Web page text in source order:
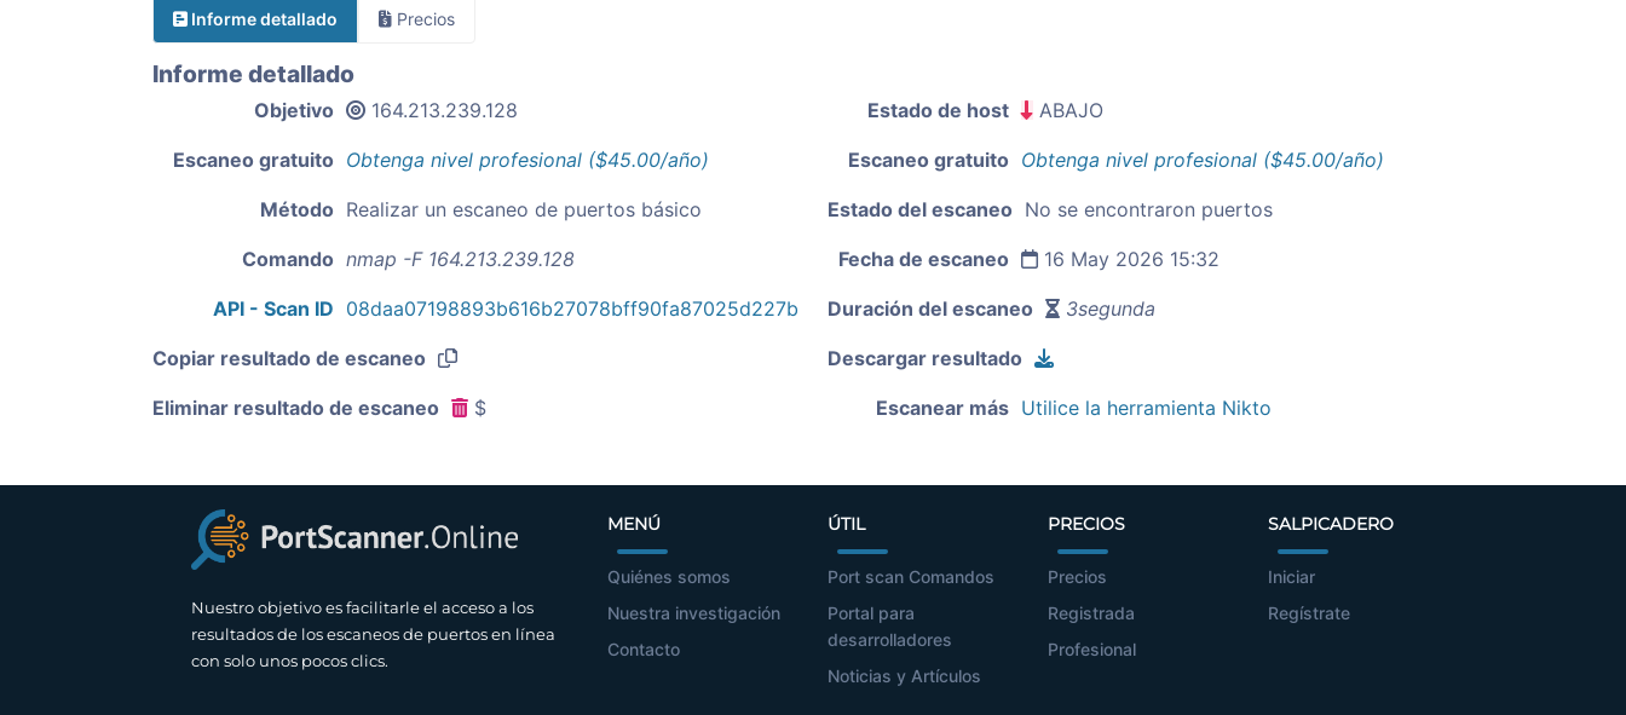
Informe detallado Precios
Informe detallado
Objetivo 164.213.239.128 Estado de host ABAJO
Escaneo gratuito Obtenga nivel profesional ($45.00/año) Escaneo gratuito Obtenga nivel profesional ($45.00/año)
Método Realizar un escaneo de puertos básico Estado del escaneo No se encontraron puertos
Comando nmap -F 164.213.239.128 Fecha de escaneo 16 May 2026 15:32
API - Scan ID 08daa07198893b616b27078bff90fa87025d227b Duración del escaneo 3segunda
Copiar resultado de escaneo Descargar resultado
Eliminar resultado de escaneo $ Escanear más Utilice la herramienta Nikto
Nuestro objetivo es facilitarle el acceso a los
resultados de los escaneos de puertos en línea
con solo unos pocos clics.
MENÚ
Quiénes somos
Nuestra investigación
Contacto
ÚTIL
Port scan Comandos
Portal para
desarrolladores
Noticias y Artículos
PRECIOS
Precios
Registrada
Profesional
SALPICADERO
Iniciar
Regístrate